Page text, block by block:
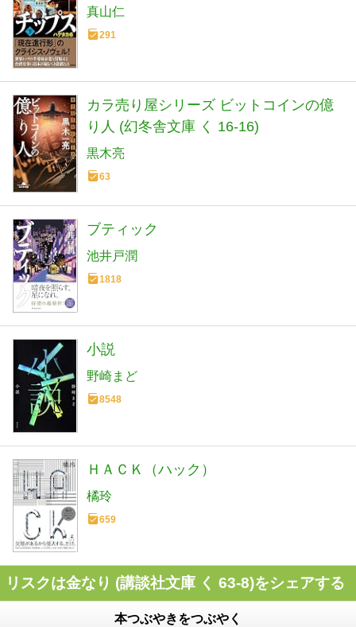
真山仁
291
カラ売り屋シリーズ ビットコインの億
り人 (幻冬舎文庫 く 16-16)
黒木亮
63
ブティック
池井戸潤
1818
小説
野崎まど
8548
ＨＡＣＫ（ハック）
橘玲
659
リスクは金なり (講談社文庫 く 63-8)をシェアする
本つぶやきをつぶやく